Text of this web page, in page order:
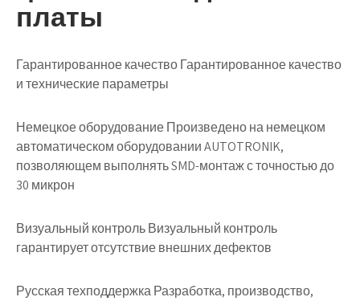
платы
Гарантированное качество Гарантированное качество
и технические параметры
Немецкое оборудование Произведено на немецком
автоматическом оборудовании AUTOTRONIK,
позволяющем выполнять SMD-монтаж с точностью до
30 микрон
Визуальный контроль Визуальный контроль
гарантирует отсутствие внешних дефектов
Русская техподдержка Разработка, производство,